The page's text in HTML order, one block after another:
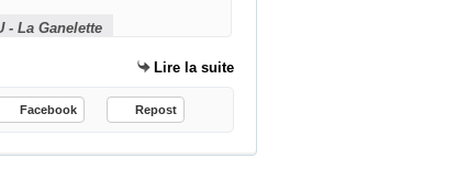
- La Ganelette
Lire la suite
Facebook Repost